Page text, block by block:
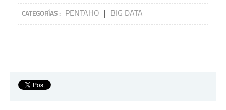
CATEGORÍAS : PENTAHO BIG DATA